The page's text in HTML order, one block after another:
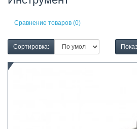
Сравнение товаров (0)
Сортировка: